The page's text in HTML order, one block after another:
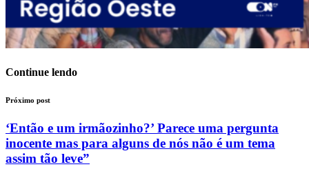
Continue lendo
Próximo post
‘Então e um irmãozinho?’ Parece uma pergunta
inocente mas para alguns de nós não é um tema
assim tão leve”